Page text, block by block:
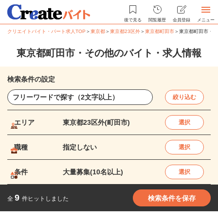
後で見る 閲覧履歴 会員登録 メニュー
クリエイトバイト・パート求人TOP ＞東京都＞東京都23区外＞東京都町田市＞東京都町田市・
東京都町田市・その他のバイト・求人情報
検索条件の設定
絞り込む
エリア 東京都23区外(町田市) 選択
職種 指定しない 選択
条件 大量募集(10名以上) 選択
全 9 件ヒットしました 検索条件を保存